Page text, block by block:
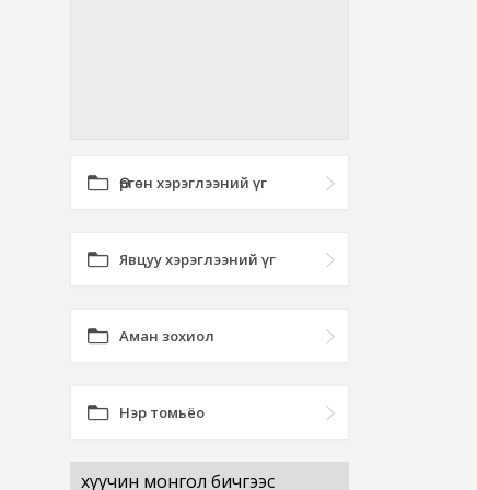
Өргөн хэрэглээний үг
Явцуу хэрэглээний үг
Аман зохиол
Нэр томьёо
хуучин монгол бичгээс